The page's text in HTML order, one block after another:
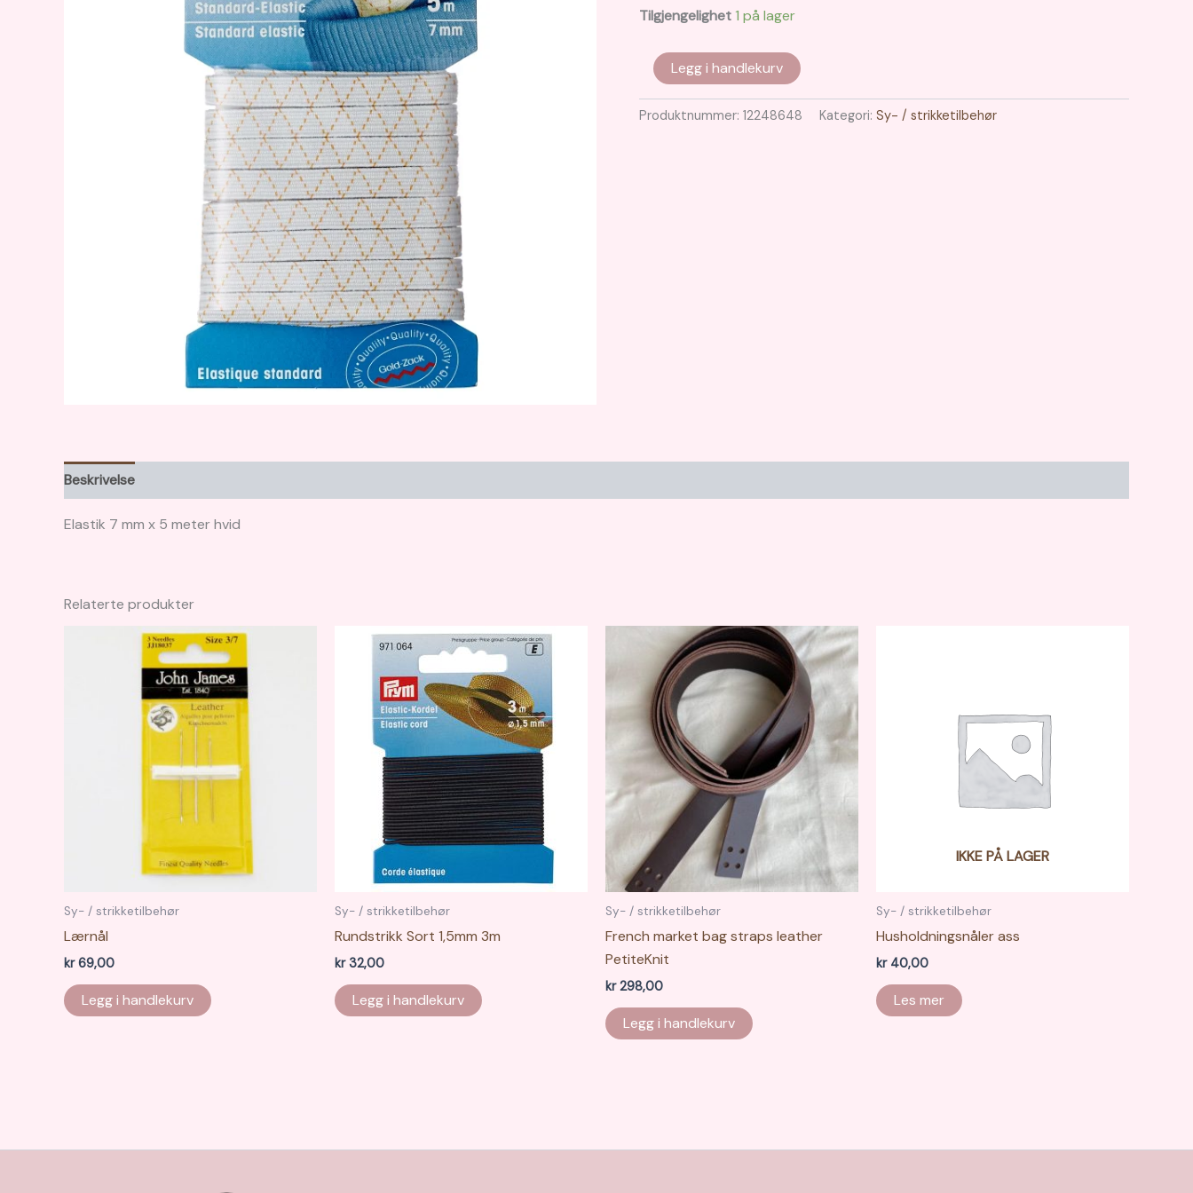
Tilgjengelighet1 på lager
Elastikk
7mm
5m
antall
Legg i handlekurv
Produktnummer: 12248648 Kategori: Sy- / strikketilbehør
Beskrivelse
Elastik 7 mm x 5 meter hvid
Relaterte produkter
Sy- / strikketilbehør
Lærnål
kr69,00
Legg i handlekurv
Sy- / strikketilbehør
Rundstrikk Sort 1,5mm 3m
kr32,00
Legg i handlekurv
Sy- / strikketilbehør
French market bag straps leather
PetiteKnit
kr298,00
Legg i handlekurv
IKKE PÅ LAGER
Sy- / strikketilbehør
Husholdningsnåler ass
kr40,00
Les mer